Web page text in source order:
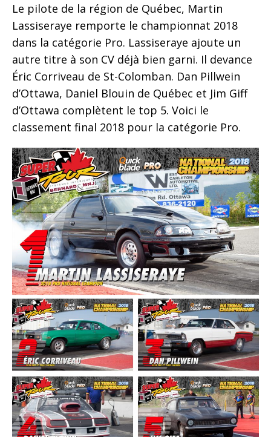
Le pilote de la région de Québec, Martin
Lassiseraye remporte le championnat 2018
dans la catégorie Pro. Lassiseraye ajoute un
autre titre à son CV déjà bien garni. Il devance
Éric Corriveau de St-Colomban. Dan Pillwein
d’Ottawa, Daniel Blouin de Québec et Jim Giff
d’Ottawa complètent le top 5. Voici le
classement final 2018 pour la catégorie Pro.